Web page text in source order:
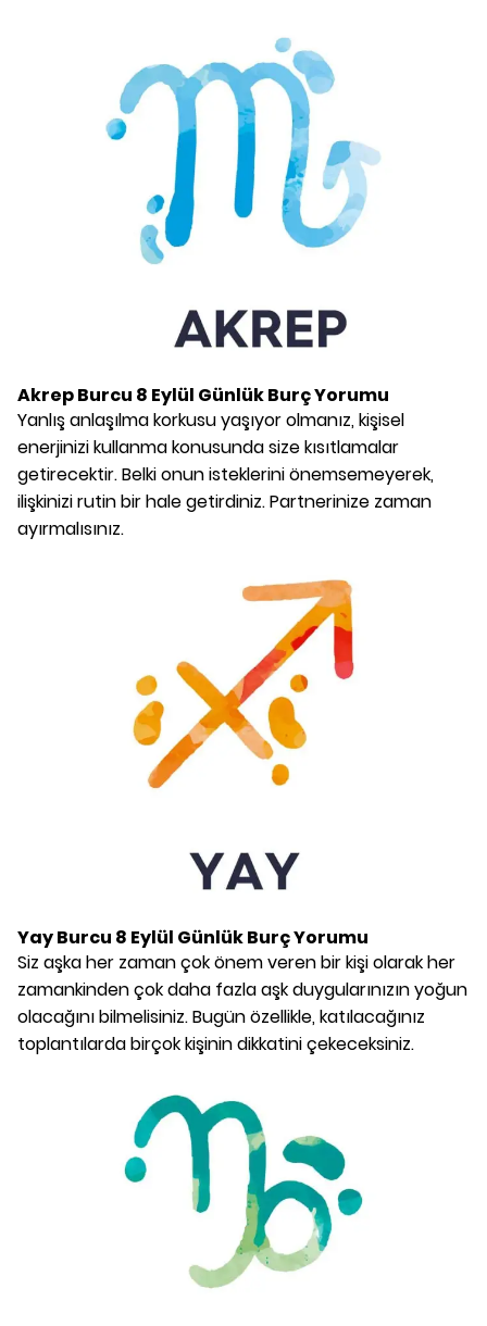
Akrep Burcu 8 Eylül Günlük Burç Yorumu
Yanlış anlaşılma korkusu yaşıyor olmanız, kişisel
enerjinizi kullanma konusunda size kısıtlamalar
getirecektir. Belki onun isteklerini önemsemeyerek,
ilişkinizi rutin bir hale getirdiniz. Partnerinize zaman
ayırmalısınız.
Yay Burcu 8 Eylül Günlük Burç Yorumu
Siz aşka her zaman çok önem veren bir kişi olarak her
zamankinden çok daha fazla aşk duygularınızın yoğun
olacağını bilmelisiniz. Bugün özellikle, katılacağınız
toplantılarda birçok kişinin dikkatini çekeceksiniz.